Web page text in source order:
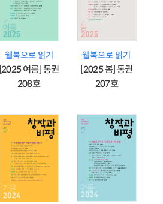
웹북으로 읽기
[2025 여름] 통권
208호
웹북으로 읽기
[2025 봄] 통권
207호